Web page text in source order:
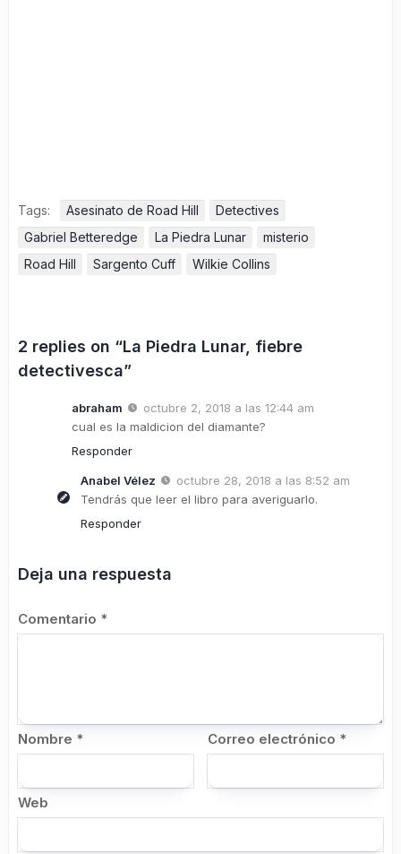
Tags: Asesinato de Road Hill
Detectives
Gabriel Betteredge
La Piedra Lunar
misterio
Road Hill
Sargento Cuff Wilkie Collins
2 replies on “La Piedra Lunar, fiebre
detectivesca”
abraham
octubre 2, 2018 a las 12:44 am
cual es la maldicion del diamante?
Responder
Anabel Vélez
octubre 28, 2018 a las 8:52 am
Tendrás que leer el libro para averiguarlo.
Responder
Deja una respuesta
Comentario *
Nombre * Correo electrónico *
Web